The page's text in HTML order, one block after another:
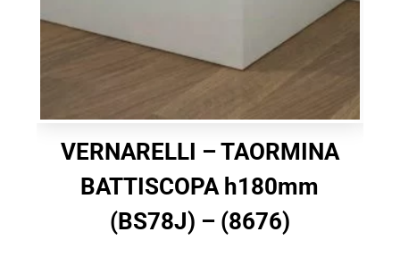
VERNARELLI – TAORMINA
BATTISCOPA h180mm
(BS78J) – (8676)